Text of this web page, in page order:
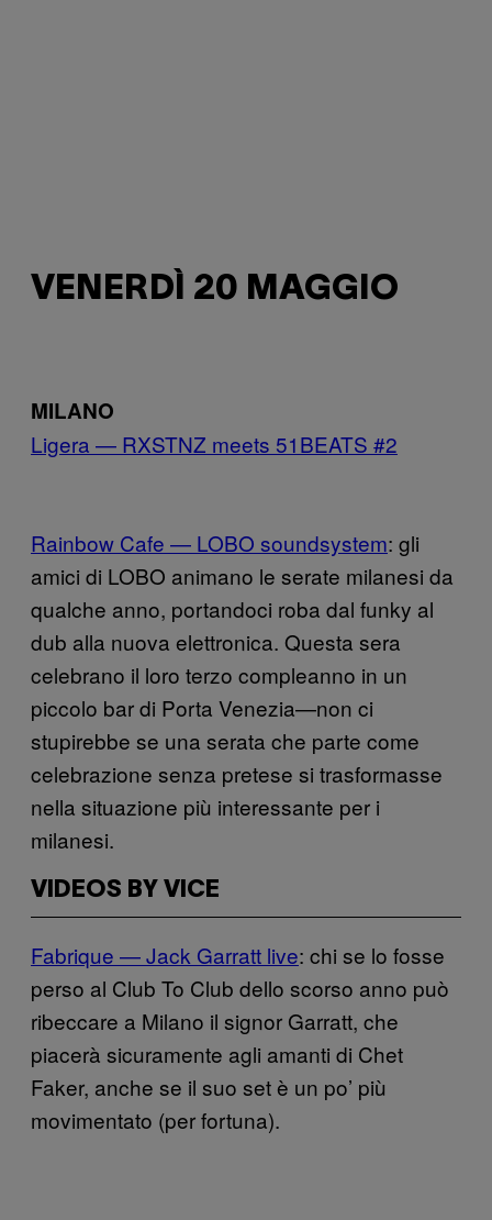
VENERDÌ 20 MAGGIO
MILANO
Ligera — RXSTNZ meets 51BEATS #2
Rainbow Cafe — LOBO soundsystem: gli
amici di LOBO animano le serate milanesi da
qualche anno, portandoci roba dal funky al
dub alla nuova elettronica. Questa sera
celebrano il loro terzo compleanno in un
piccolo bar di Porta Venezia—non ci
stupirebbe se una serata che parte come
celebrazione senza pretese si trasformasse
nella situazione più interessante per i
milanesi.
VIDEOS BY VICE
Fabrique — Jack Garratt live: chi se lo fosse
perso al Club To Club dello scorso anno può
ribeccare a Milano il signor Garratt, che
piacerà sicuramente agli amanti di Chet
Faker, anche se il suo set è un po’ più
movimentato (per fortuna).